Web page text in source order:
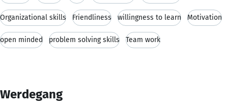
Organizational skills Friendliness willingness to learn Motivation
open minded problem solving skills Team work
Werdegang